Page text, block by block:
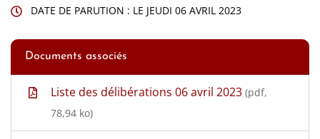
DATE DE PARUTION : LE JEUDI 06 AVRIL 2023
Documents associés
Liste des délibérations 06 avril 2023 (pdf,
78,94 ko)